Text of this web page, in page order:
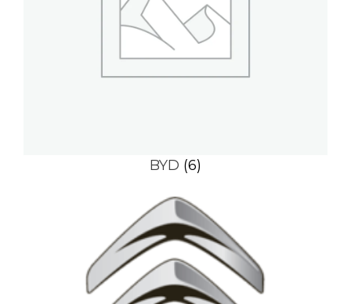
BYD (6)